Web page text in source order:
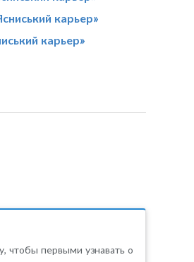
карьер»
карьер»
чтобы первыми узнавать о